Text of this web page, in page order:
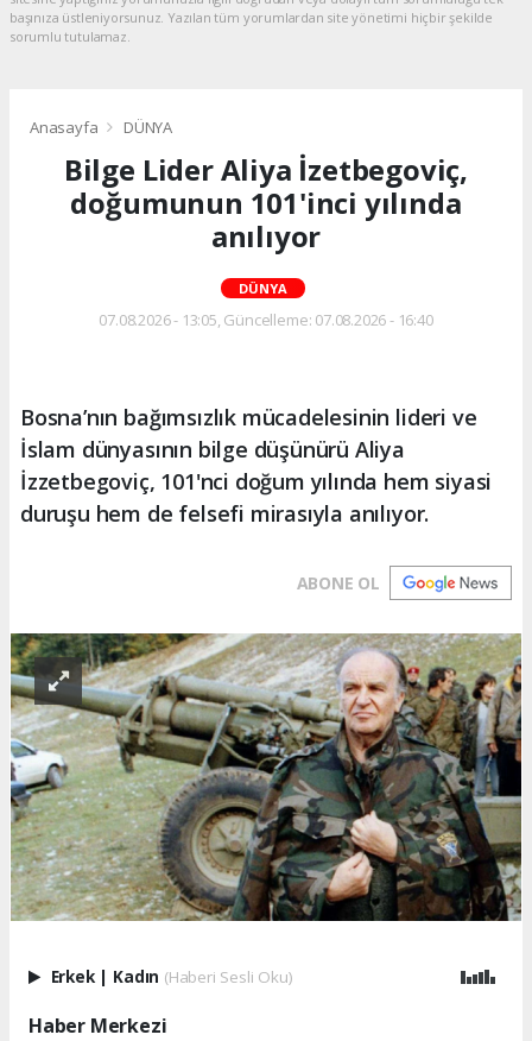
başınıza üstleniyorsunuz. Yazılan tüm yorumlardan site yönetimi hiçbir şekilde
sorumlu tutulamaz.
Anasayfa DÜNYA
Bilge Lider Aliya İzetbegoviç,
doğumunun 101'inci yılında
anılıyor
DÜNYA
07.08.2026 - 13:05, Güncelleme: 07.08.2026 - 16:40
Bosna’nın bağımsızlık mücadelesinin lideri ve
İslam dünyasının bilge düşünürü Aliya
İzzetbegoviç, 101'nci doğum yılında hem siyasi
duruşu hem de felsefi mirasıyla anılıyor.
ABONE OL
Erkek | Kadın (Haberi Sesli Oku)
Haber Merkezi